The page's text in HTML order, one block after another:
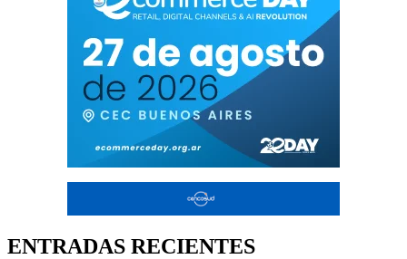
ENTRADAS RECIENTES